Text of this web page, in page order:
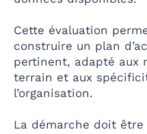
Cette évaluation
construire un plan
pertinent, adapté aux
terrain et aux
l’organisation.
La démarche doit être